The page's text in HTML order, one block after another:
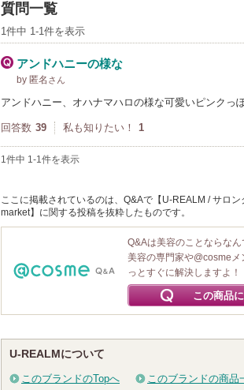
質問一覧
1件中 1-1件を表示
アンドハニーの様な
by 匿名 さん
アンドハニー、オハナマハロの様な可愛いピンク
回答数 39 私も知りたい！ 1
1件中 1-1件を表示
ここに掲載されているのは、Q&Aで【U-REALM / サロ
market】に関する投稿を抜粋したものです。
Q&Aは美容のことならな
美容の専門家や@cosme
っとすぐに解決しますよ！
この商品
U-REALMについて
このブランドのTopへ このブランドの商品